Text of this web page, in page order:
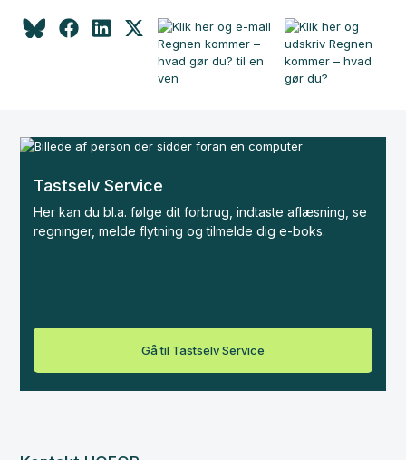
Tastselv Service
Her kan du bl.a. følge dit forbrug, indtaste aflæsning, se
regninger, melde flytning og tilmelde dig e-boks.
Gå til Tastselv Service